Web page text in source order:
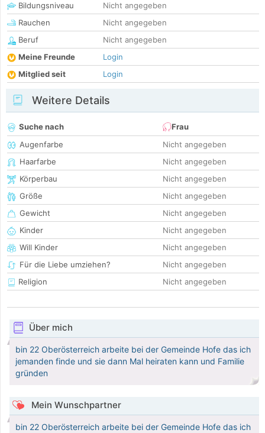
Bildungsniveau
Nicht angegeben
Rauchen
Nicht angegeben
Beruf
Nicht angegeben
Meine Freunde
Login
Mitglied seit
Login
Weitere Details
Suche nach
Frau
Augenfarbe
Nicht angegeben
Haarfarbe
Nicht angegeben
Körperbau
Nicht angegeben
Größe
Nicht angegeben
Gewicht
Nicht angegeben
Kinder
Nicht angegeben
Will Kinder
Nicht angegeben
Für die Liebe umziehen?
Nicht angegeben
Religion
Nicht angegeben
Über mich
bin 22 Oberösterreich arbeite bei der Gemeinde Hofe das ich
jemanden finde und sie dann Mal heiraten kann und Familie
gründen
Mein Wunschpartner
bin 22 Oberösterreich arbeite bei der Gemeinde Hofe das ich